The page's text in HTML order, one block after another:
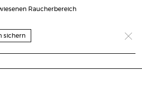
Raucherbereich
sichern